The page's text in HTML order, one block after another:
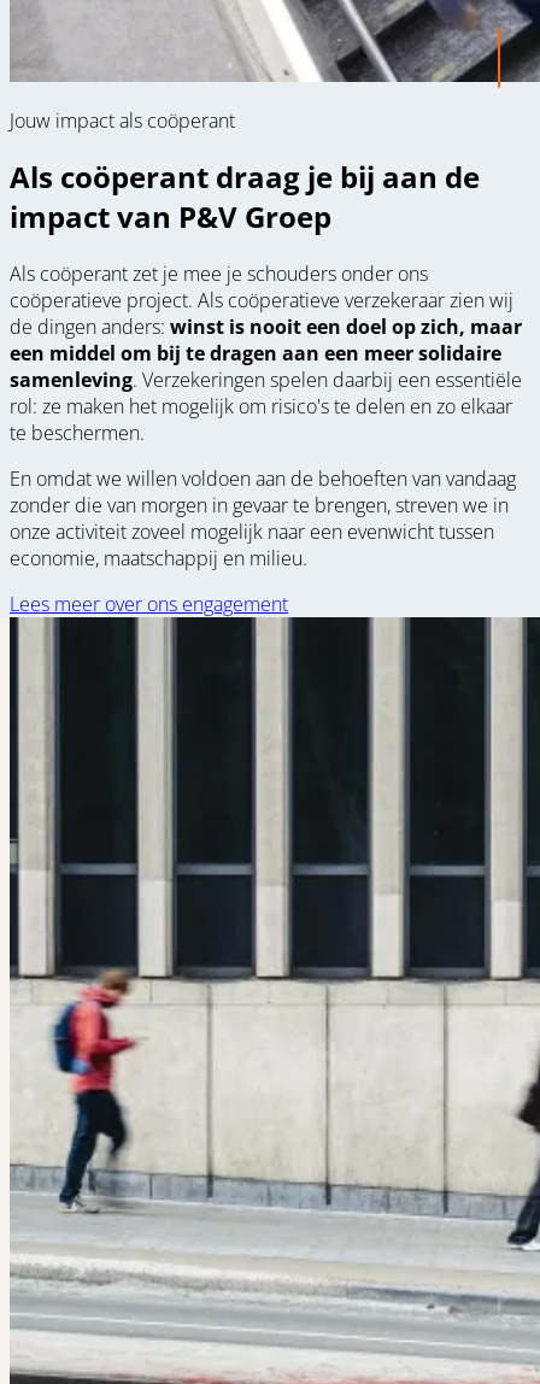
Jouw impact als coöperant
Als coöperant draag je bij aan de
impact van P&V Groep
Als coöperant zet je mee je schouders onder ons
coöperatieve project. Als coöperatieve verzekeraar zien wij
de dingen anders: winst is nooit een doel op zich, maar
een middel om bij te dragen aan een meer solidaire
samenleving. Verzekeringen spelen daarbij een essentiële
rol: ze maken het mogelijk om risico's te delen en zo elkaar
te beschermen.
En omdat we willen voldoen aan de behoeften van vandaag
zonder die van morgen in gevaar te brengen, streven we in
onze activiteit zoveel mogelijk naar een evenwicht tussen
economie, maatschappij en milieu.
Lees meer over ons engagement